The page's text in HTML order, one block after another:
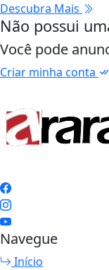
Descubra Mais
Não possui
Você pode
Criar minha conta
Navegue
Início